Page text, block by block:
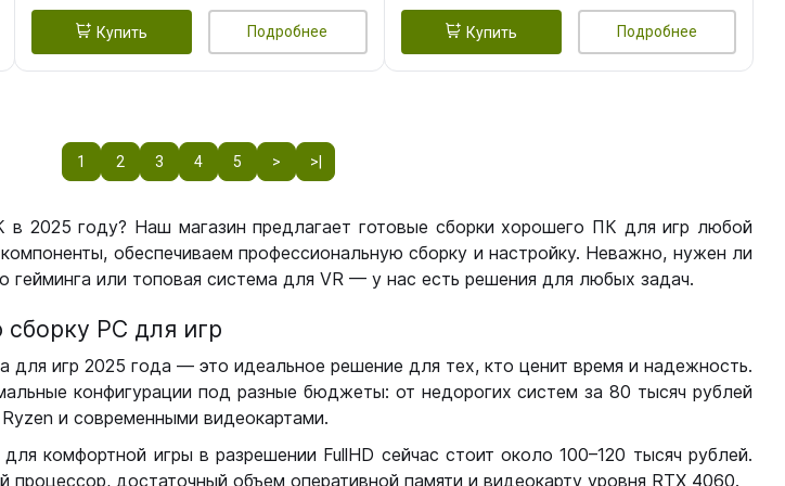
Купить Подробнее Купить Подробнее
1 2 3 4 5 > >|
в 2025 году? Наш магазин предлагает готовые сборки хорошего ПК для игр любой
обеспечиваем профессиональную сборку и настройку. Неважно, нужен ли
или топовая система для VR — у нас есть решения для любых задач.
сборку РС для игр
для игр 2025 года — это идеальное решение для тех, кто ценит время и надежность.
конфигурации под разные бюджеты: от недорогих систем за 80 тысяч рублей
и современными видеокартами.
комфортной игры в разрешении FullHD сейчас стоит около 100–120 тысяч рублей.
процессор, достаточный объем оперативной памяти и видеокарту уровня RTX 4060.